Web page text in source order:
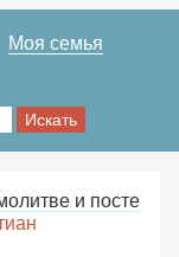
Моя семья
и посте